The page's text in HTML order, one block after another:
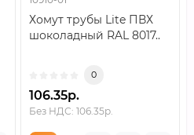
Хомут трубы Lite ПВХ
шоколадный RAL 8017..
0
106.35р.
Без НДС: 106.35р.